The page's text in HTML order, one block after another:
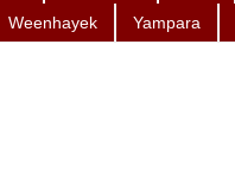
Weenhayek Yampara